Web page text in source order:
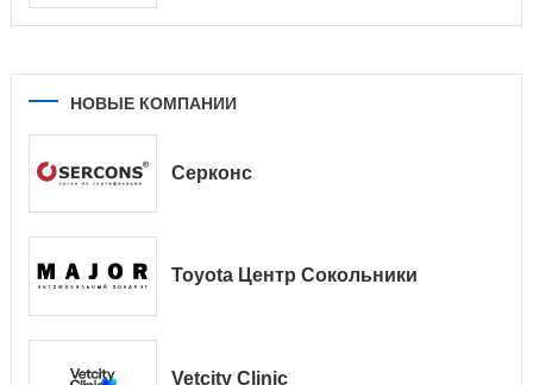
НОВЫЕ КОМПАНИИ
Серконс
Toyota Центр Сокольники
Vetcity Clinic